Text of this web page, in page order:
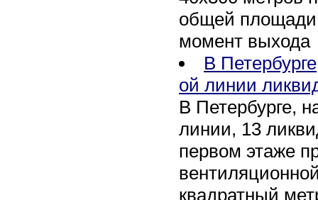
общей площади
момент выхода
В
ой линии
В Петербурге,
линии, 13
первом этаже
квадратный